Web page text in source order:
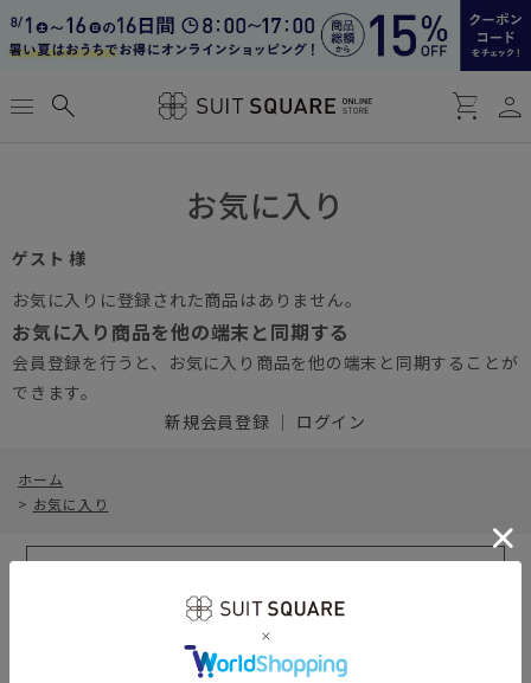
menu search shopping_cart person
お気に入り
ゲスト 様
お気に入りに登録された商品はありません。
お気に入り商品を他の端末と同期する
会員登録を行うと、お気に入り商品を他の端末と同期することが
できます。
新規会員登録 ｜ ログイン
ホーム
> お気に入り